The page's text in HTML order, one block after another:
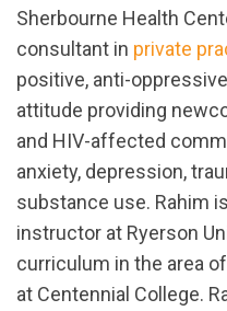
Sherbourne Health
consultant in private
positive, anti-
attitude providing
and HIV-affected
anxiety, depression,
substance use. Rahim
instructor at Ryerson
curriculum in the area
at Centennial College.